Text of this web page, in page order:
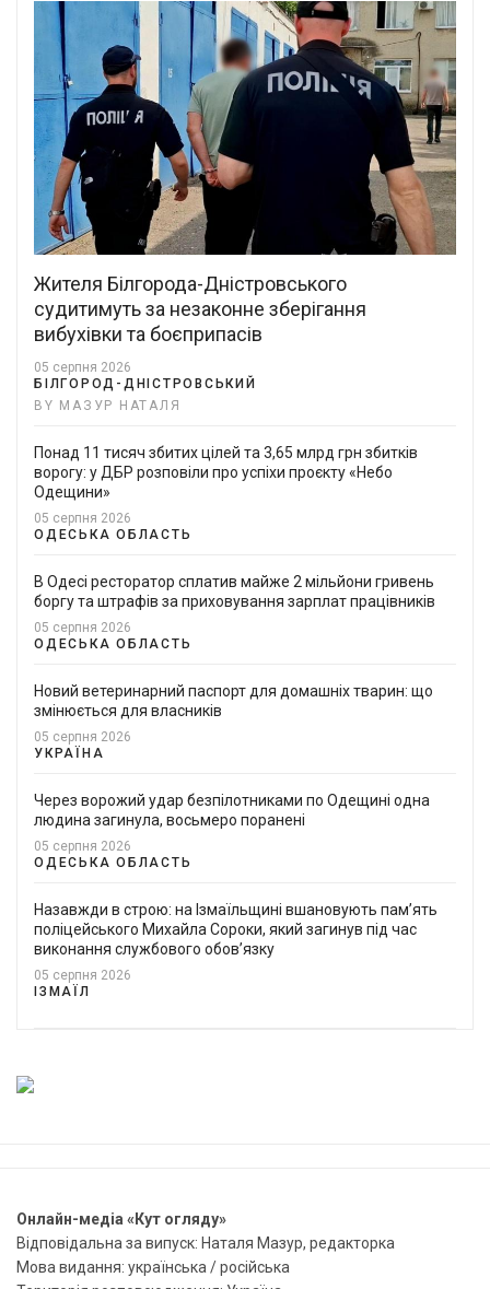
Жителя Білгорода-Дністровського
судитимуть за незаконне зберігання
вибухівки та боєприпасів
05 серпня 2026
БІЛГОРОД-ДНІСТРОВСЬКИЙ
BY МАЗУР НАТАЛЯ
Понад 11 тисяч збитих цілей та 3,65 млрд грн збитків
ворогу: у ДБР розповіли про успіхи проєкту «Небо
Одещини»
05 серпня 2026
ОДЕСЬКА ОБЛАСТЬ
В Одесі ресторатор сплатив майже 2 мільйони гривень
боргу та штрафів за приховування зарплат працівників
05 серпня 2026
ОДЕСЬКА ОБЛАСТЬ
Новий ветеринарний паспорт для домашніх тварин: що
змінюється для власників
05 серпня 2026
УКРАЇНА
Через ворожий удар безпілотниками по Одещині одна
людина загинула, восьмеро поранені
05 серпня 2026
ОДЕСЬКА ОБЛАСТЬ
Назавжди в строю: на Ізмаїльщині вшановують пам’ять
поліцейського Михайла Сороки, який загинув під час
виконання службового обов’язку
05 серпня 2026
ІЗМАЇЛ
Онлайн-медіа «Кут огляду»
Відповідальна за випуск: Наталя Мазур, редакторка
Мова видання: українська / російська